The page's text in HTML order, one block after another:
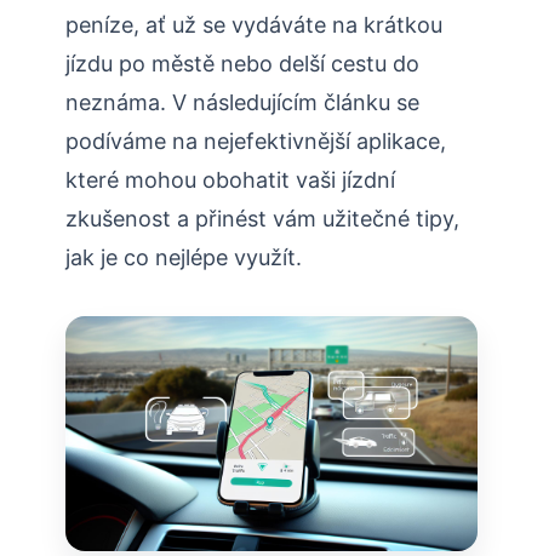
peníze, ať už se vydáváte na krátkou
jízdu po městě nebo delší cestu do
neznáma. V následujícím článku se
podíváme na nejefektivnější aplikace,
které mohou obohatit vaši jízdní
zkušenost a přinést vám užitečné tipy,
jak je co nejlépe využít.